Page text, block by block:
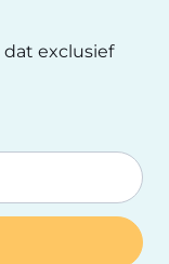
exclusief